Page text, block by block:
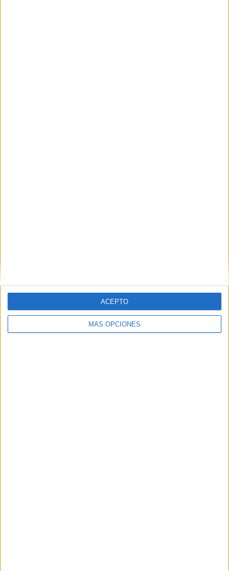
MÁS OPCIONES
ACEPTO